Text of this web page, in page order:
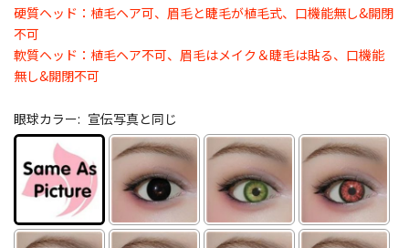
硬質ヘッド：植毛ヘア可、眉毛と睫毛が植毛式、口機能無し&開閉
不可
軟質ヘッド：植毛ヘア不可、眉毛はメイク＆睫毛は貼る、口機能
無し&開閉不可
眼球カラー: 宣伝写真と同じ